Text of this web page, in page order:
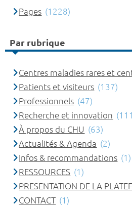
Pages (1228)
Par rubrique
Centres maladies rares et
Patients et visiteurs (137)
Professionnels (47)
Recherche et innovation
À propos du CHU (63)
Actualités & Agenda (2)
Infos & recommandations (1)
RESSOURCES (1)
PRESENTATION DE LA
CONTACT (1)